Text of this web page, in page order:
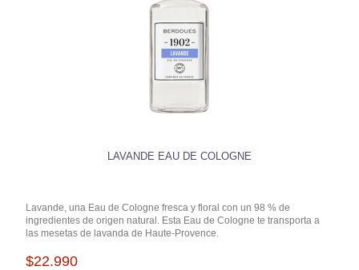
LAVANDE EAU DE COLOGNE
Lavande, una Eau de Cologne fresca y floral con un 98 % de
ingredientes de origen natural. Esta Eau de Cologne te transporta a
las mesetas de lavanda de Haute-Provence.
$22.990